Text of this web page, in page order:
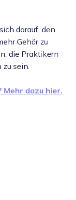
darauf, den
Gehör zu
die Praktikern
sein.
dazu hier.